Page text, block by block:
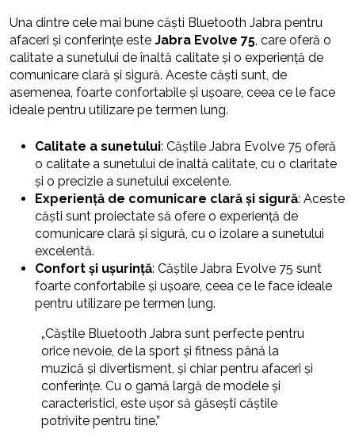
Una dintre cele mai bune căști Bluetooth Jabra pentru
afaceri și conferințe este Jabra Evolve 75 , care oferă o
calitate a sunetului de înaltă calitate și o experiență de
comunicare clară și sigură. Aceste căști sunt, de
asemenea, foarte confortabile și ușoare, ceea ce le face
ideale pentru utilizare pe termen lung.
Calitate a sunetului: Căștile Jabra Evolve 75 oferă
o calitate a sunetului de înaltă calitate, cu o claritate
și o precizie a sunetului excelente.
Experiență de comunicare clară și sigură: Aceste
căști sunt proiectate să ofere o experiență de
comunicare clară și sigură, cu o izolare a sunetului
excelentă.
Confort și ușurință: Căștile Jabra Evolve 75 sunt
foarte confortabile și ușoare, ceea ce le face ideale
pentru utilizare pe termen lung.
„Căștile Bluetooth Jabra sunt perfecte pentru
orice nevoie, de la sport și fitness până la
muzică și divertisment, și chiar pentru afaceri și
conferințe. Cu o gamă largă de modele și
caracteristici, este ușor să găsești căștile
potrivite pentru tine.”